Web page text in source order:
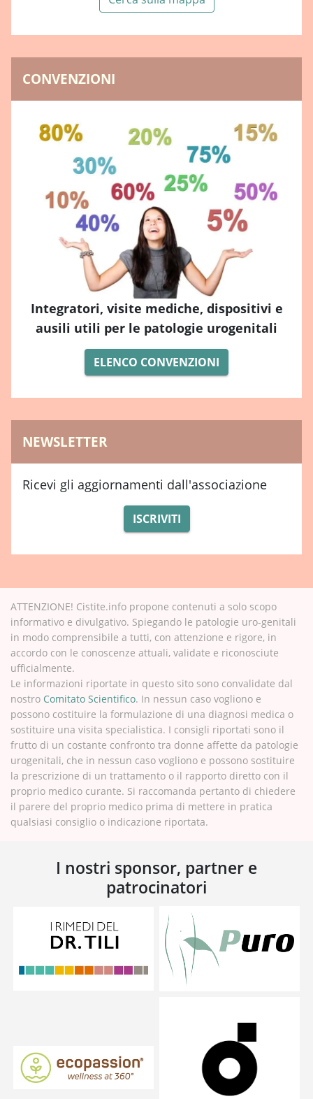
CONVENZIONI
Integratori, visite mediche, dispositivi e
ausili utili per le patologie urogenitali
ELENCO CONVENZIONI
NEWSLETTER
Ricevi gli aggiornamenti dall'associazione
ISCRIVITI
ATTENZIONE! Cistite.info propone contenuti a solo scopo
informativo e divulgativo. Spiegando le patologie uro-genitali
in modo comprensibile a tutti, con attenzione e rigore, in
accordo con le conoscenze attuali, validate e riconosciute
ufficialmente.
Le informazioni riportate in questo sito sono convalidate dal
nostro Comitato Scientifico. In nessun caso vogliono e
possono costituire la formulazione di una diagnosi medica o
sostituire una visita specialistica. I consigli riportati sono il
frutto di un costante confronto tra donne affette da patologie
urogenitali, che in nessun caso vogliono e possono sostituire
la prescrizione di un trattamento o il rapporto diretto con il
proprio medico curante. Si raccomanda pertanto di chiedere
il parere del proprio medico prima di mettere in pratica
qualsiasi consiglio o indicazione riportata.
I nostri sponsor, partner e
patrocinatori